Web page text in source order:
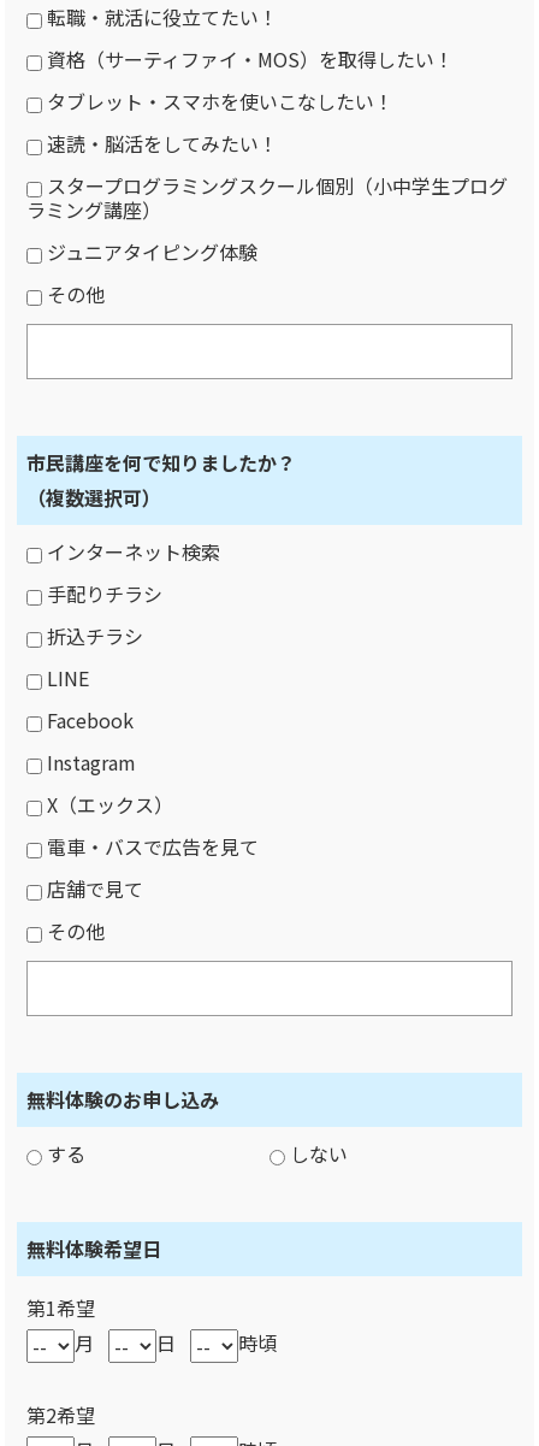
転職・就活に役立てたい！
資格（サーティファイ・MOS）を取得したい！
タブレット・スマホを使いこなしたい！
速読・脳活をしてみたい！
スタープログラミングスクール個別（小中学生プログ
ラミング講座）
ジュニアタイピング体験
その他
市民講座を何で知りましたか？
（複数選択可）
インターネット検索
手配りチラシ
折込チラシ
LINE
Facebook
Instagram
X（エックス）
電車・バスで広告を見て
店舗で見て
その他
無料体験のお申し込み
する
しない
無料体験希望日
第1希望
月
日 時頃
第2希望